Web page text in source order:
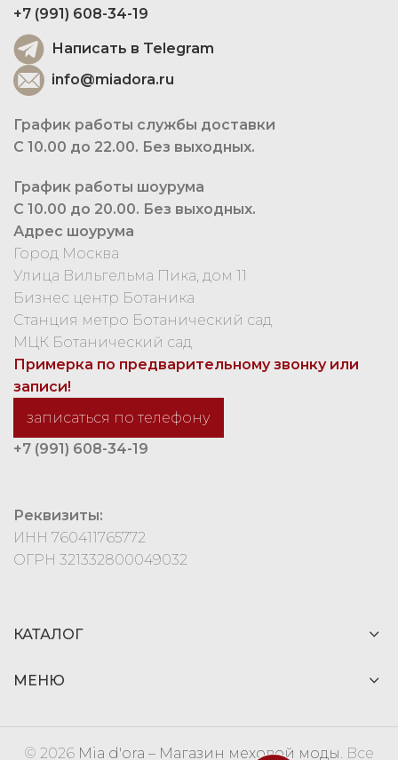
+7 (991) 608-34-19
Написать в Telegram
info@miadora.ru
График работы службы доставки
С 10.00 до 22.00. Без выходных.
График работы шоурума
С 10.00 до 20.00. Без выходных.
Адрес шоурума
Город Москва
Улица Вильгельма Пика, дом 11
Бизнес центр Ботаника
Станция метро Ботанический сад
МЦК Ботанический сад
Примерка по предварительному звонку или
записи!
записаться по телефону
+7 (991) 608-34-19
Реквизиты:
ИНН 760411765772
ОГРН 321332800049032
КАТАЛОГ
МЕНЮ
© 2026 Mia d'ora – Магазин меховой моды. Все